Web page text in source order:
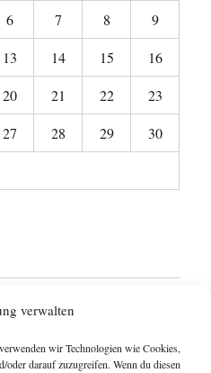
verwalten
wir Technologien wie Cookies,
darauf zuzugreifen. Wenn du diesen
6 7 8
9
13 14 15
16
20 21 22
23
27 28 29
30
anzeigen